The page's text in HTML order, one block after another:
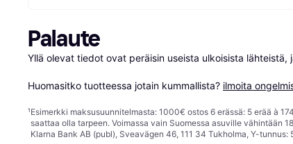
Palaute
Yllä olevat tiedot ovat peräisin useista ulkoisista
Huomasitko tuotteessa jotain kummallista? ilmoita
¹Esimerkki maksusuunnitelmasta: 1000€ ostos 6 erässä: 5 erää à
saattaa olla tarpeen. Voimassa vain Suomessa asuville vähintään
Klarna Bank AB (publ), Sveavägen 46, 111 34 Tukholma, Y-